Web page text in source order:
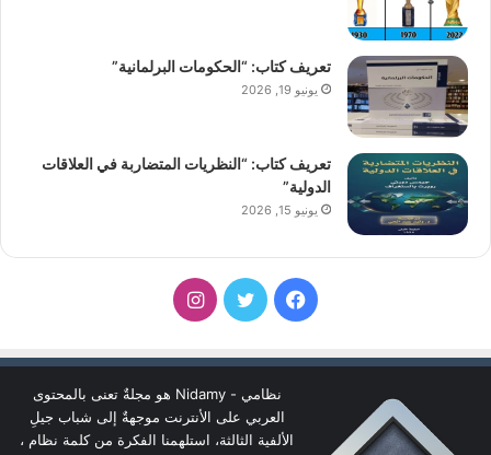
تعريف كتاب: “الحكومات البرلمانية”
يونيو 19, 2026
تعريف كتاب: “النظريات المتضاربة في العلاقات
الدولية”
يونيو 15, 2026
فيسبوكتويتر انستقرام
نظامي - Nidamy هو مجلةٌ تعنى بالمحتوى
العربي على الأنترنت موجهةٌ إلى شباب جيلِ
الألفية الثالثة، استلهمنا الفكرة من كلمة نظام ،